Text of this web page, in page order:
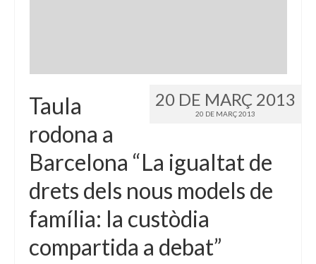
20 DE MARÇ 2013
20 DE MARÇ 2013
Taula
rodona a
Barcelona “La igualtat de
drets dels nous models de
família: la custòdia
compartida a debat”